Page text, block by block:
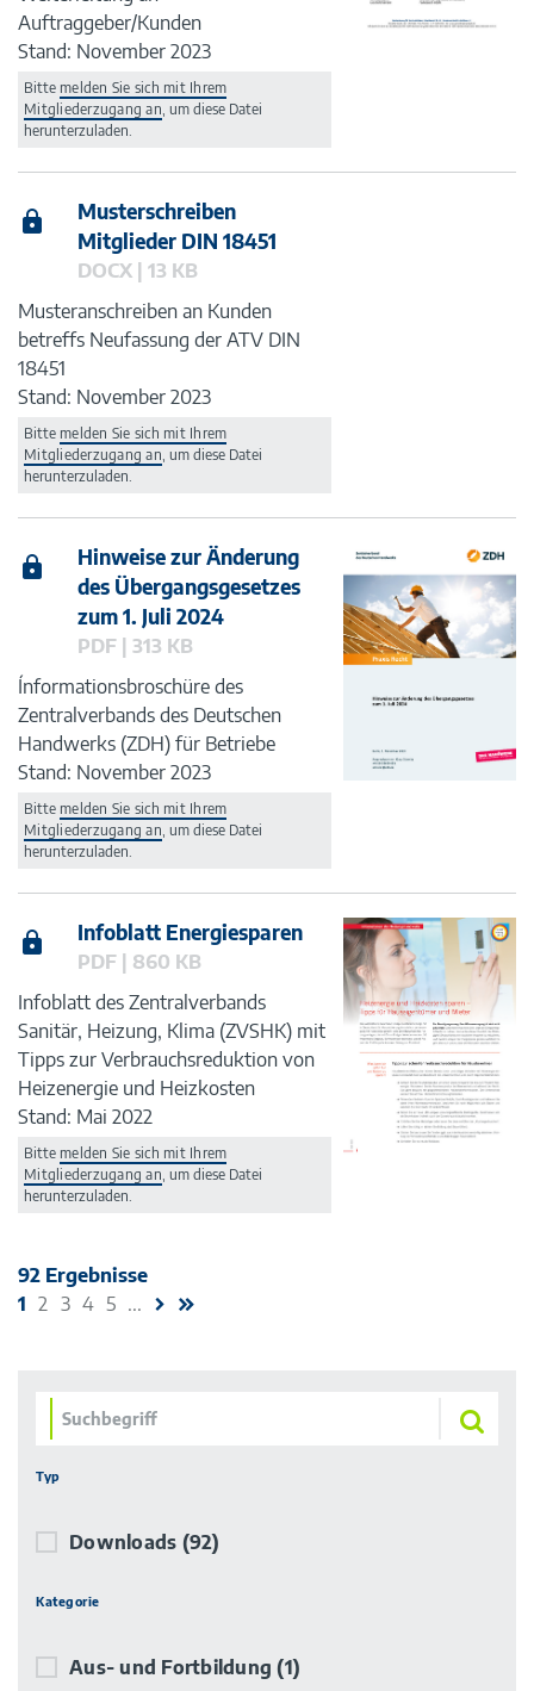
Auftraggeber/Kunden
Stand: November 2023
Bitte melden Sie sich mit Ihrem
Mitgliederzugang an, um diese Datei
herunterzuladen.
Musterschreiben
Mitglieder DIN 18451
DOCX | 13 KB
Musteranschreiben an Kunden
betreffs Neufassung der ATV DIN
18451
Stand: November 2023
Bitte melden Sie sich mit Ihrem
Mitgliederzugang an, um diese Datei
herunterzuladen.
Hinweise zur Änderung
des Übergangsgesetzes
zum 1. Juli 2024
PDF | 313 KB
Ínformationsbroschüre des
Zentralverbands des Deutschen
Handwerks (ZDH) für Betriebe
Stand: November 2023
Bitte melden Sie sich mit Ihrem
Mitgliederzugang an, um diese Datei
herunterzuladen.
Infoblatt Energiesparen
PDF | 860 KB
Infoblatt des Zentralverbands
Sanitär, Heizung, Klima (ZVSHK) mit
Tipps zur Verbrauchsreduktion von
Heizenergie und Heizkosten
Stand: Mai 2022
Bitte melden Sie sich mit Ihrem
Mitgliederzugang an, um diese Datei
herunterzuladen.
92 Ergebnisse
1 2 3 4 5 ...
Typ
Downloads (92)
Kategorie
Aus- und Fortbildung(1)